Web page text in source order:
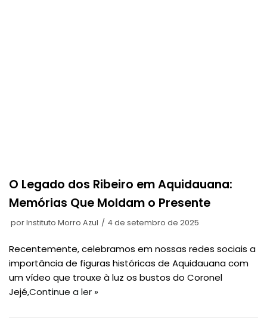
O Legado dos Ribeiro em Aquidauana:
Memórias Que Moldam o Presente
porInstituto Morro Azul 4 de setembro de 2025
Recentemente, celebramos em nossas redes sociais a
importância de figuras históricas de Aquidauana com
um vídeo que trouxe à luz os bustos do Coronel
Jejé,Continue a ler »